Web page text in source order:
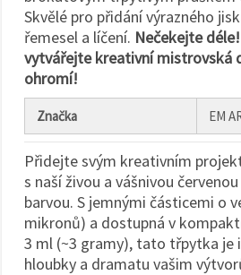
Skvělé pro přidání výrazného
řemesel a líčení. Nečekejte
vytvářejte kreativní mistrovská
ohromí!
Značka EM
Přidejte svým kreativním
s naší živou a vášnivou
barvou. S jemnými částicemi o
mikronů) a dostupná v
3 ml (~3 gramy), tato třpytka je
hloubky a dramatu vašim